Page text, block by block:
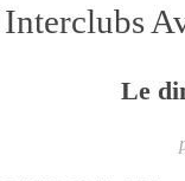
Interclubs
Le